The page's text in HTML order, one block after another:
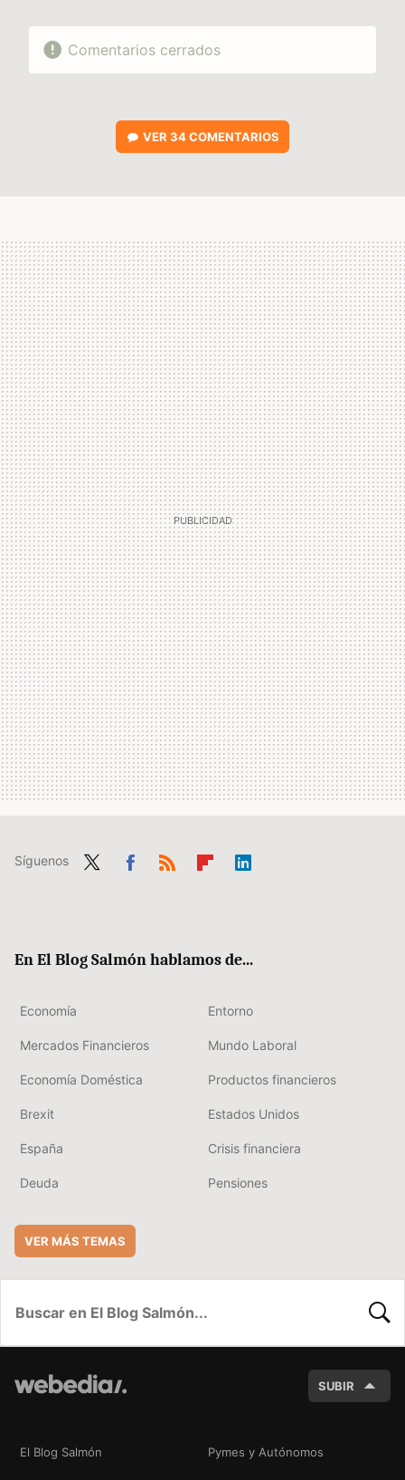
Comentarios cerrados
VER34 COMENTARIOS
Síguenos
En El Blog Salmón hablamos de...
Economía Entorno
Mercados Financieros Mundo Laboral
Economía Doméstica Productos financieros
Brexit Estados Unidos
España Crisis financiera
Deuda Pensiones
VER MÁS TEMAS
SUBIR
El Blog Salmón Pymes y Autónomos